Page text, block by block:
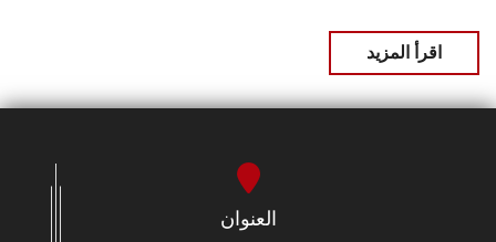
اقرأ المزيد
العنوان